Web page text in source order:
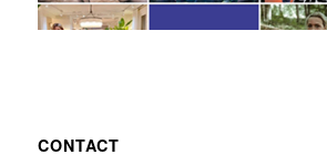
CONTACT